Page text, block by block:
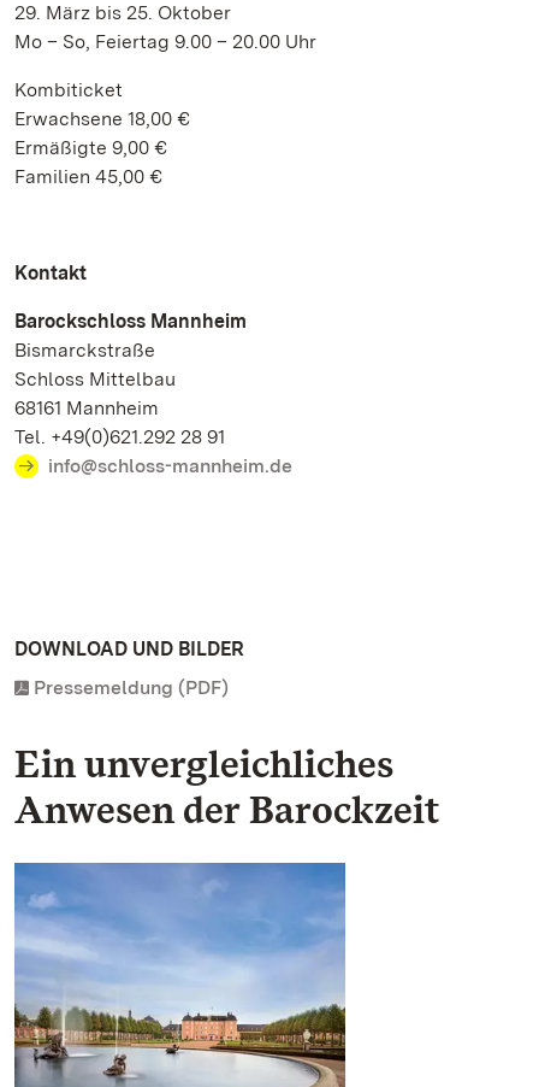
29. März bis 25. Oktober
Mo – So, Feiertag 9.00 – 20.00 Uhr
Kombiticket
Erwachsene 18,00 €
Ermäßigte 9,00 €
Familien 45,00 €
Kontakt
Barockschloss Mannheim
Bismarckstraße
Schloss Mittelbau
68161 Mannheim
Tel. +49(0)621.292 28 91
info@schloss-mannheim.de
DOWNLOAD UND BILDER
Pressemeldung (PDF)
Ein unvergleichliches
Anwesen der Barockzeit